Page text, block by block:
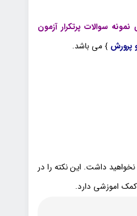
نمونه سوالات پرتکرار آزمون
پرورش } می باشد.
داشت. این نکته را در
کمک اموزشی دارد.